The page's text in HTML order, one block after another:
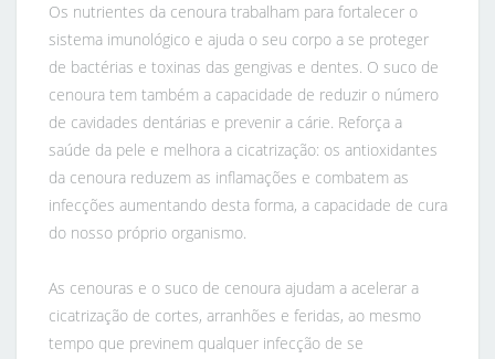
Os nutrientes da cenoura trabalham para fortalecer o
sistema imunológico e ajuda o seu corpo a se proteger
de bactérias e toxinas das gengivas e dentes. O suco de
cenoura tem também a capacidade de reduzir o número
de cavidades dentárias e prevenir a cárie. Reforça a
saúde da pele e melhora a cicatrização: os antioxidantes
da cenoura reduzem as inflamações e combatem as
infecções aumentando desta forma, a capacidade de cura
do nosso próprio organismo.
As cenouras e o suco de cenoura ajudam a acelerar a
cicatrização de cortes, arranhões e feridas, ao mesmo
tempo que previnem qualquer infecção de se